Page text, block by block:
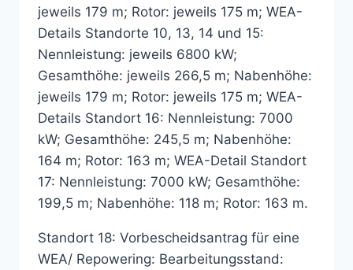
jeweils 179 m; Rotor: jeweils 175 m; WEA-
Details Standorte 10, 13, 14 und 15:
Nennleistung: jeweils 6800 kW;
Gesamthöhe: jeweils 266,5 m; Nabenhöhe:
jeweils 179 m; Rotor: jeweils 175 m; WEA-
Details Standort 16: Nennleistung: 7000
kW; Gesamthöhe: 245,5 m; Nabenhöhe:
164 m; Rotor: 163 m; WEA-Detail Standort
17: Nennleistung: 7000 kW; Gesamthöhe:
199,5 m; Nabenhöhe: 118 m; Rotor: 163 m.
Standort 18: Vorbescheidsantrag für eine
WEA/ Repowering: Bearbeitungsstand: